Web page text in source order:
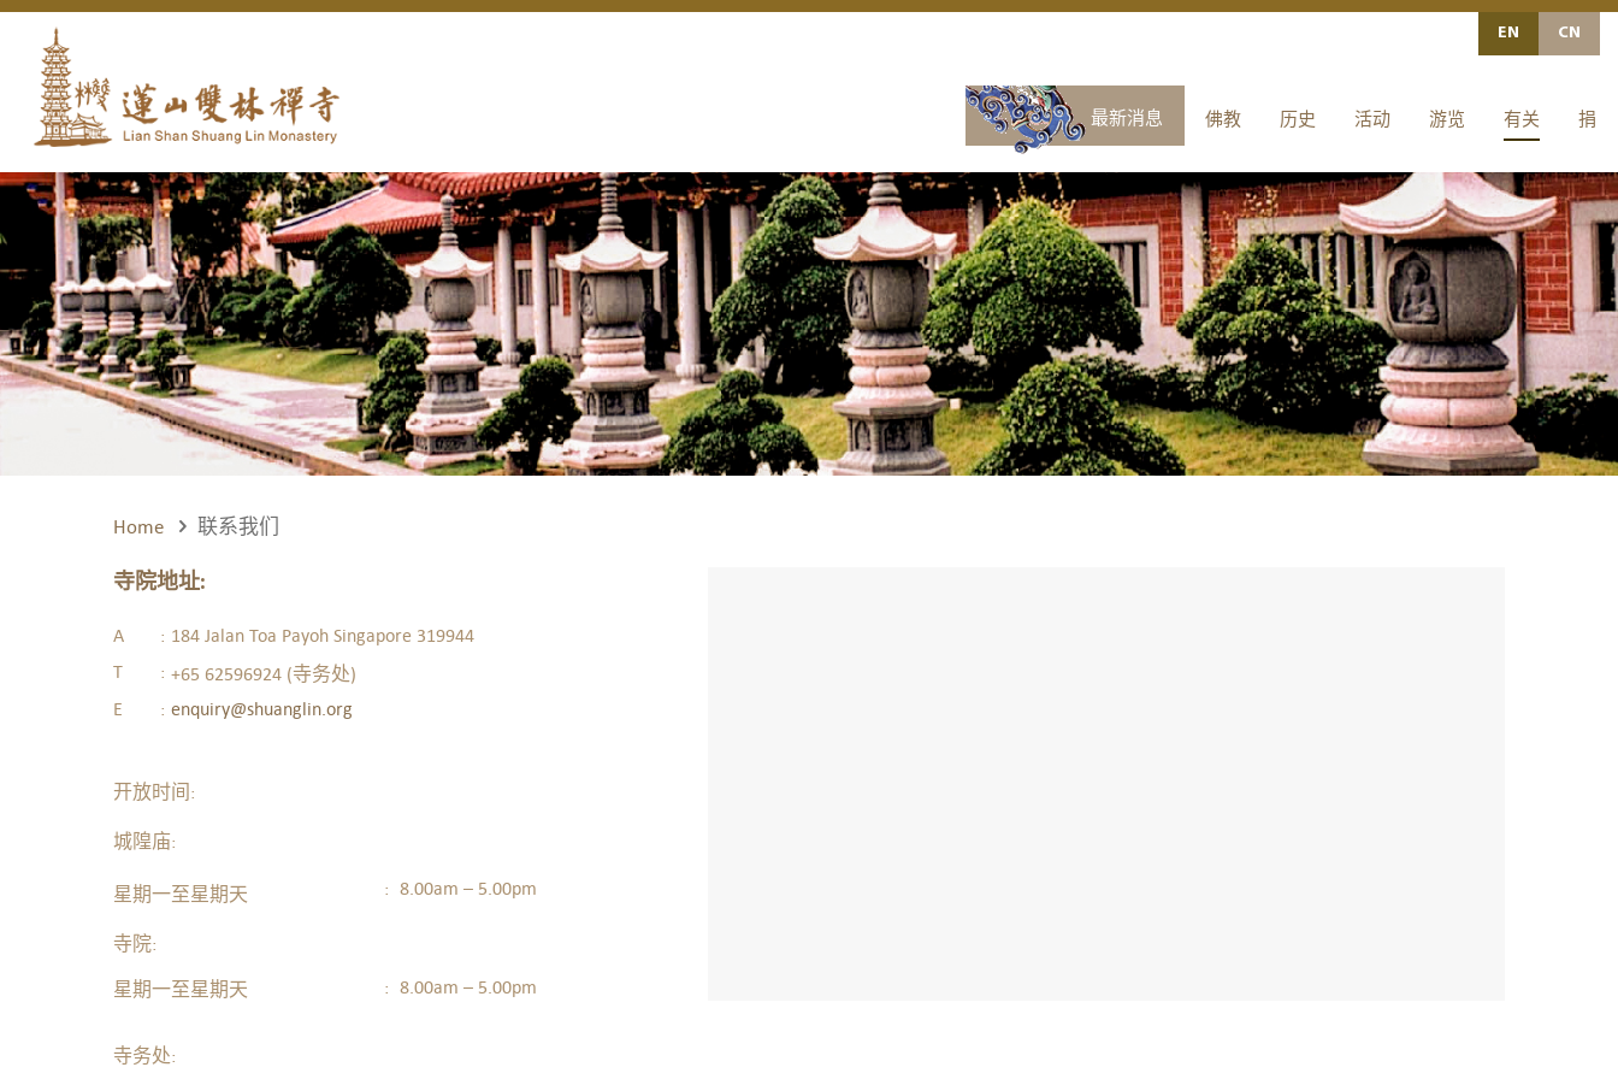
EN
最新消息 佛教 历史 活动 游览 有关 捐
Home 联系我们
寺院地址:
A : 184 Jalan Toa Payoh Singapore 319944
T
: +65 62596924 (寺务处)
E
: enquiry@shuanglin.org
开放时间:
城隍庙:
星期一至星期天 : 8.00am – 5.00pm
寺院:
星期一至星期天 : 8.00am – 5.00pm
寺务处: